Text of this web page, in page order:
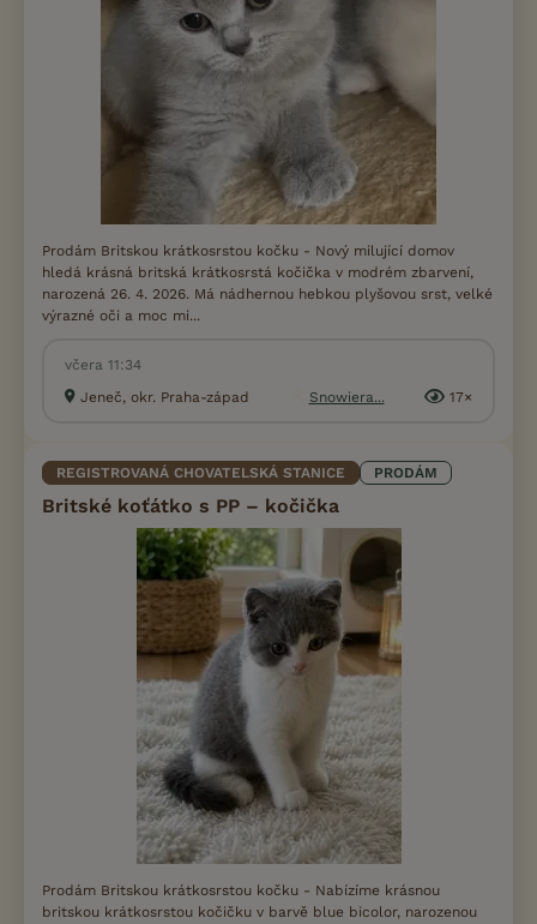
Prodám Britskou krátkosrstou kočku - Nový milující domov
hledá krásná britská krátkosrstá kočička v modrém zbarvení,
narozená 26. 4. 2026. Má nádhernou hebkou plyšovou srst, velké
výrazné oči a moc mi...
včera 11:34
Jeneč, okr. Praha-západ
Snowiera... 17×
REGISTROVANÁ CHOVATELSKÁ STANICE PRODÁM
Britské koťátko s PP – kočička
Prodám Britskou krátkosrstou kočku - Nabízíme krásnou
britskou krátkosrstou kočičku v barvě blue bicolor, narozenou